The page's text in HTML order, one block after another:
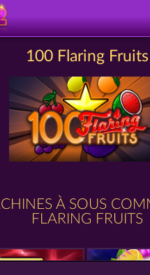
100 Flaring Fruits
À SOUS
FLARING FRUITS